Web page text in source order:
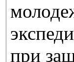
при